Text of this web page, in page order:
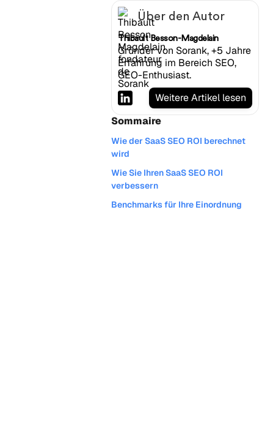
Über den Autor
Thibault Besson-Magdelain
Gründer von Sorank, +5 Jahre
Erfahrung im Bereich SEO,
GEO-Enthusiast.
Weitere Artikel lesen
Sommaire
Wie der SaaS SEO ROI berechnet
wird
Wie Sie Ihren SaaS SEO ROI
verbessern
Benchmarks für Ihre Einordnung